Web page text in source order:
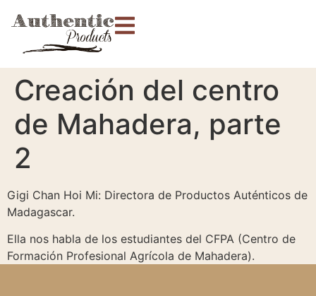
Creación del centro
de Mahadera, parte
2
Gigi Chan Hoi Mi: Directora de Productos Auténticos de
Madagascar.
Ella nos habla de los estudiantes del CFPA (Centro de
Formación Profesional Agrícola de Mahadera).